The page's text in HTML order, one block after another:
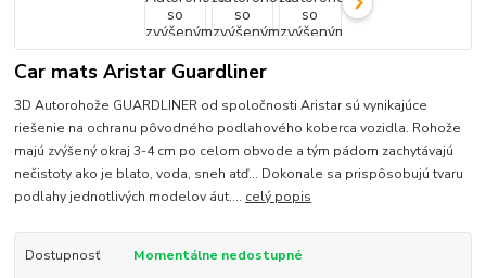
Car mats Aristar Guardliner
3D Autorohože GUARDLINER od spoločnosti Aristar sú vynikajúce
riešenie na ochranu pôvodného podlahového koberca vozidla. Rohože
majú zvýšený okraj 3-4 cm po celom obvode a tým pádom zachytávajú
nečistoty ako je blato, voda, sneh atď... Dokonale sa prispôsobujú tvaru
podlahy jednotlivých modelov áut.... celý popis
Dostupnosť Momentálne nedostupné